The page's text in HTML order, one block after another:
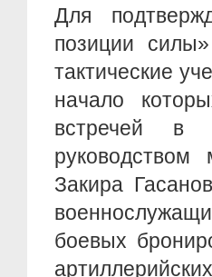
Для
позиции
тактические
начало
встречей в
руководством
Закира
боевых